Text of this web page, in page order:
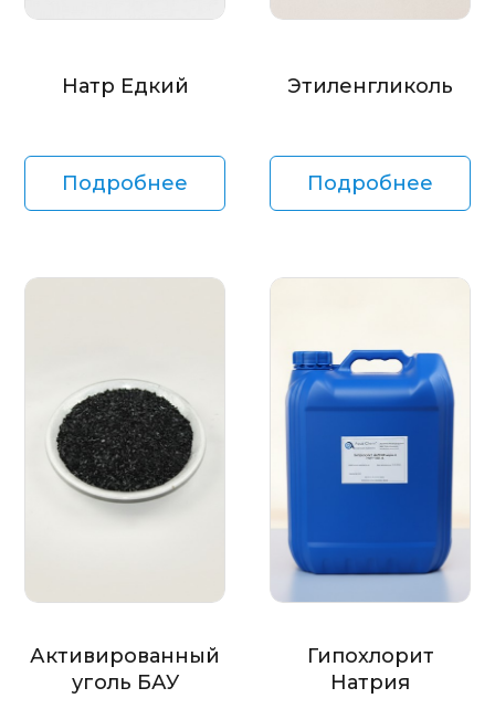
Натр Едкий
Подробнее
Этиленгликоль
Подробнее
Активированный
уголь БАУ
Гипохлорит
Натрия